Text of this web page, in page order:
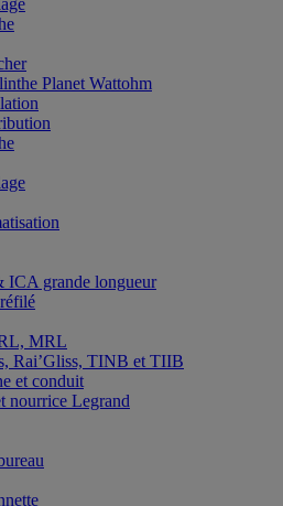
Planet Wattohm
grande longueur
MRL
Rai’Gliss, TINB et TIIB
et conduit
nourrice Legrand